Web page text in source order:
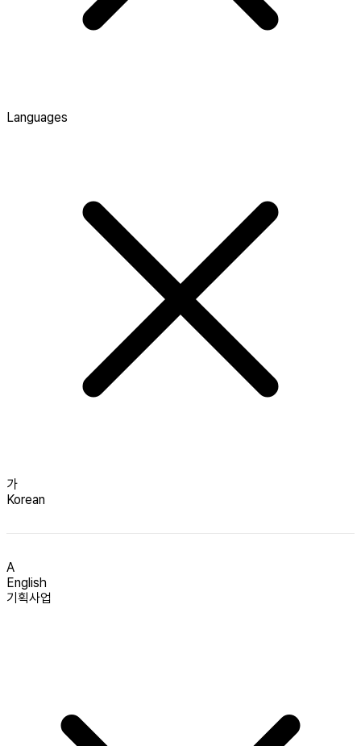
Languages
가
Korean
A
English
기획사업